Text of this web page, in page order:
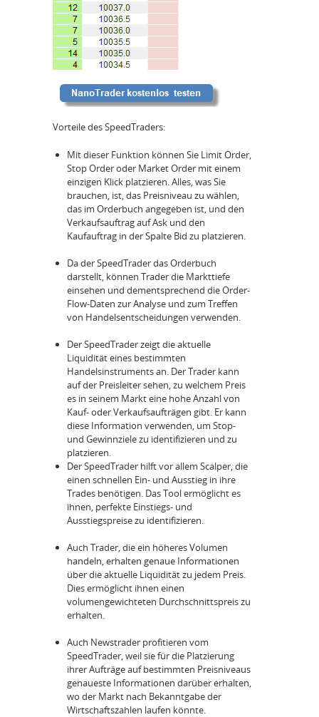
Vorteile des SpeedTraders:
Mit dieser Funktion können Sie Limit Order,
Stop Order oder Market Order mit einem
einzigen Klick platzieren. Alles, was Sie
brauchen, ist, das Preisniveau zu wählen,
das im Orderbuch angegeben ist, und den
Verkaufsauftrag auf Ask und den
Kaufauftrag in der Spalte Bid zu platzieren.
Da der SpeedTrader das Orderbuch
darstellt, können Trader die Markttiefe
einsehen und dementsprechend die Order-
Flow-Daten zur Analyse und zum Treffen
von Handelsentscheidungen verwenden.
Der SpeedTrader zeigt die aktuelle
Liquidität eines bestimmten
Handelsinstruments an. Der Trader kann
auf der Preisleiter sehen, zu welchem Preis
es in seinem Markt eine hohe Anzahl von
Kauf- oder Verkaufsaufträgen gibt. Er kann
diese Information verwenden, um Stop-
und Gewinnziele zu identifizieren und zu
platzieren.
Der SpeedTrader hilft vor allem Scalper, die
einen schnellen Ein- und Ausstieg in ihre
Trades benötigen. Das Tool ermöglicht es
ihnen, perfekte Einstiegs- und
Ausstiegspreise zu identifizieren.
Auch Trader, die ein höheres Volumen
handeln, erhalten genaue Informationen
über die aktuelle Liquidität zu jedem Preis.
Dies ermöglicht ihnen einen
volumengewichteten Durchschnittspreis zu
erhalten.
Auch Newstrader profitieren vom
SpeedTrader, weil sie für die Platzierung
ihrer Aufträge auf bestimmten Preisniveaus
genaueste Informationen darüber erhalten,
wo der Markt nach Bekanntgabe der
Wirtschaftszahlen laufen könnte.